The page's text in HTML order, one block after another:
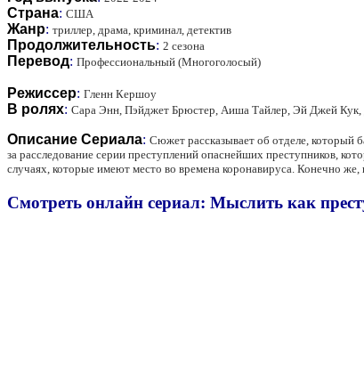
Страна: США
Жанр: триллер, драма, криминал, детектив
Продолжительность: 2 сезона
Перевод: Профессиональный (Многоголосый)
Режиссер: Гленн Кершоу
В ролях: Сара Энн, Пэйджет Брюстер, Аиша Тайлер, Эй Джей
Описание Сериала: Сюжет рассказывает об отделе, который
за расследование серии преступлений опаснейших преступников,
случаях, которые имеют место во времена коронавируса. Конечно
Смотреть онлайн сериал: Мыслить как